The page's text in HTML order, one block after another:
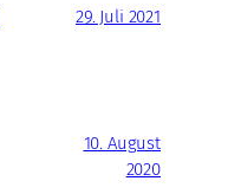
29. Juli 2021
10. August
2020